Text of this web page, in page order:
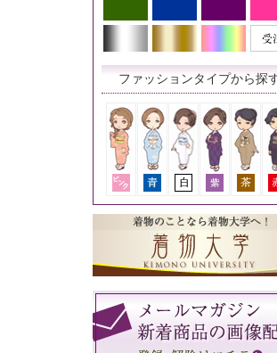
ファッションタイプから探